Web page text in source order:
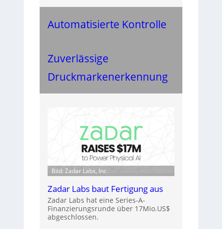
Automatisierte Kontrolle
Zuverlässige
Druckmarkenerkennung
Bild: Zadar Labs, Inc.
Zadar Labs baut Fertigung aus
Zadar Labs hat eine Series-A-
Finanzierungsrunde über 17Mio.US$
abgeschlossen.